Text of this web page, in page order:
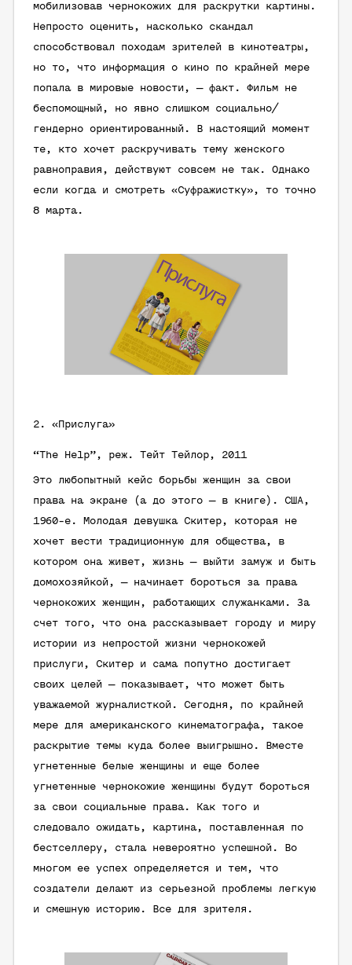
мобилизовав чернокожих для раскрутки картины.
Непросто оценить, насколько скандал
способствовал походам зрителей в кинотеатры,
но то, что информация о кино по крайней мере
попала в мировые новости, — факт. Фильм не
беспомощный, но явно слишком социально/
гендерно ориентированный. В настоящий момент
те, кто хочет раскручивать тему женского
равноправия, действуют совсем не так. Однако
если когда и смотреть «Суфражистку», то точно
8 марта.
2. «Прислуга»
“The Help”, реж. Тейт Тейлор, 2011
Это любопытный кейс борьбы женщин за свои
права на экране (а до этого — в книге). США,
1960-е. Молодая девушка Скитер, которая не
хочет вести традиционную для общества, в
котором она живет, жизнь — выйти замуж и быть
домохозяйкой, — начинает бороться за права
чернокожих женщин, работающих служанками. За
счет того, что она рассказывает городу и миру
истории из непростой жизни чернокожей
прислуги, Скитер и сама попутно достигает
своих целей — показывает, что может быть
уважаемой журналисткой. Сегодня, по крайней
мере для американского кинематографа, такое
раскрытие темы куда более выигрышно. Вместе
угнетенные белые женщины и еще более
угнетенные чернокожие женщины будут бороться
за свои социальные права. Как того и
следовало ожидать, картина, поставленная по
бестселлеру, стала невероятно успешной. Во
многом ее успех определяется и тем, что
создатели делают из серьезной проблемы легкую
и смешную историю. Все для зрителя.